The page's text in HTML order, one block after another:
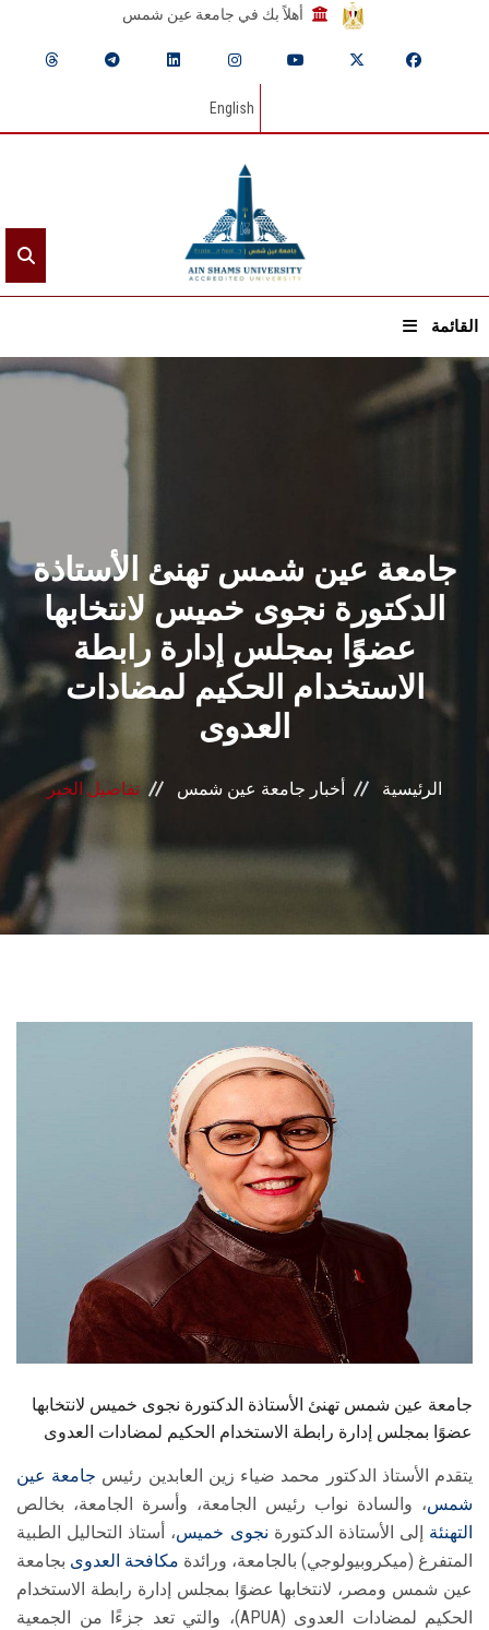
أهلاً بك في جامعة عين شمس
English
القائمة
الشئون الأكاديمية
البحث العلمي
الرعاية الصحية
المراكز والوحدات
الأنظمة الذكية
الإعلام
تواصل معنا
سجل الان
جامعة عين شمس تهنئ الأستاذة
الدكتورة نجوى خميس لانتخابها
عضوًا بمجلس إدارة رابطة
الاستخدام الحكيم لمضادات
العدوى
الرئيسية أخبار جامعة عين شمس تفاصيل الخبر
جامعة عين شمس تهنئ الأستاذة الدكتورة نجوى خميس لانتخابها
عضوًا بمجلس إدارة رابطة الاستخدام الحكيم لمضادات العدوى
يتقدم الأستاذ الدكتور محمد ضياء زين العابدين رئيس جامعة عين
شمس، والسادة نواب رئيس الجامعة، وأسرة الجامعة، بخالص
التهنئة إلى الأستاذة الدكتورة نجوى خميس، أستاذ التحاليل الطبية
المتفرغ (ميكروبيولوجي) بالجامعة، ورائدة مكافحة العدوى بجامعة
عين شمس ومصر، لانتخابها عضوًا بمجلس إدارة رابطة الاستخدام
الحكيم لمضادات العدوى (APUA)، والتي تعد جزءًا من الجمعية